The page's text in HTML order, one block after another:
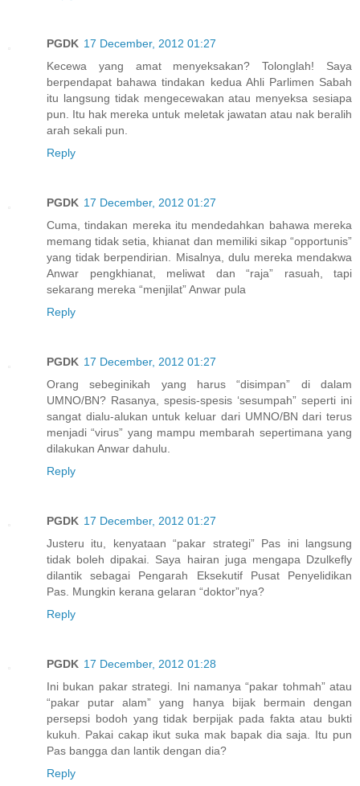
PGDK 17 December, 2012 01:27
Kecewa yang amat menyeksakan? Tolonglah! Saya
berpendapat bahawa tindakan kedua Ahli Parlimen Sabah
itu langsung tidak mengecewakan atau menyeksa sesiapa
pun. Itu hak mereka untuk meletak jawatan atau nak beralih
arah sekali pun.
Reply
PGDK 17 December, 2012 01:27
Cuma, tindakan mereka itu mendedahkan bahawa mereka
memang tidak setia, khianat dan memiliki sikap “opportunis”
yang tidak berpendirian. Misalnya, dulu mereka mendakwa
Anwar pengkhianat, meliwat dan “raja” rasuah, tapi
sekarang mereka “menjilat” Anwar pula
Reply
PGDK 17 December, 2012 01:27
Orang sebeginikah yang harus “disimpan” di dalam
UMNO/BN? Rasanya, spesis-spesis ‘sesumpah” seperti ini
sangat dialu-alukan untuk keluar dari UMNO/BN dari terus
menjadi “virus” yang mampu membarah sepertimana yang
dilakukan Anwar dahulu.
Reply
PGDK 17 December, 2012 01:27
Justeru itu, kenyataan “pakar strategi” Pas ini langsung
tidak boleh dipakai. Saya hairan juga mengapa Dzulkefly
dilantik sebagai Pengarah Eksekutif Pusat Penyelidikan
Pas. Mungkin kerana gelaran “doktor”nya?
Reply
PGDK 17 December, 2012 01:28
Ini bukan pakar strategi. Ini namanya “pakar tohmah” atau
“pakar putar alam” yang hanya bijak bermain dengan
persepsi bodoh yang tidak berpijak pada fakta atau bukti
kukuh. Pakai cakap ikut suka mak bapak dia saja. Itu pun
Pas bangga dan lantik dengan dia?
Reply